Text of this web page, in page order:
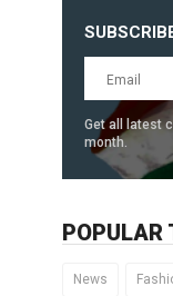
Get all latest
month.
POPULAR
News